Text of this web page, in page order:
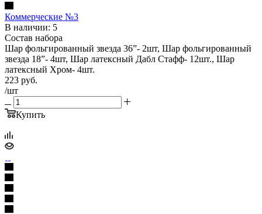
Коммерческие №3
В наличии: 5
Состав набора
Шар фольгированный звезда 36”- 2шт, Шар фольгированный
звезда 18”- 4шт, Шар латексный Дабл Стафф- 12шт., Шар
латексный Хром- 4шт.
223 руб.
/шт
Купить